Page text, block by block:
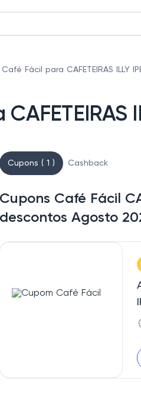
Fácil para CAFETEIRAS ILLY
Cupons ( 1 ) Cashback
Cupons Café Fácil
descontos Agosto